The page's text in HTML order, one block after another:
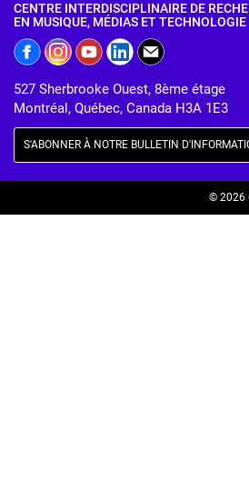
CENTRE INTERDISCIPLINAIRE DE
EN MUSIQUE, MÉDIAS ET TECHNOLOGIE
527 Sherbrooke Ouest, 8ème étage
Montréal, Québec, Canada H3A 1E3
S'ABONNER À NOTRE BULLETIN
© 2026